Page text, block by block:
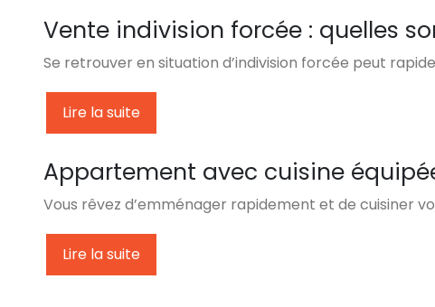
Vente indivision forcée : quelles
Se retrouver en situation d’indivision forcée peut
Lire la suite
Appartement avec cuisine
Vous rêvez d’emménager rapidement et de cuisiner
Lire la suite